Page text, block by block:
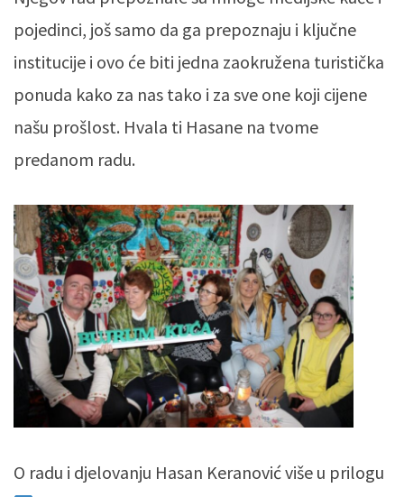
pojedinci, još samo da ga prepoznaju i ključne
institucije i ovo će biti jedna zaokružena turistička
ponuda kako za nas tako i za sve one koji cijene
našu prošlost. Hvala ti Hasane na tvome
predanom radu.
O radu i djelovanju Hasan Keranović više u prilogu